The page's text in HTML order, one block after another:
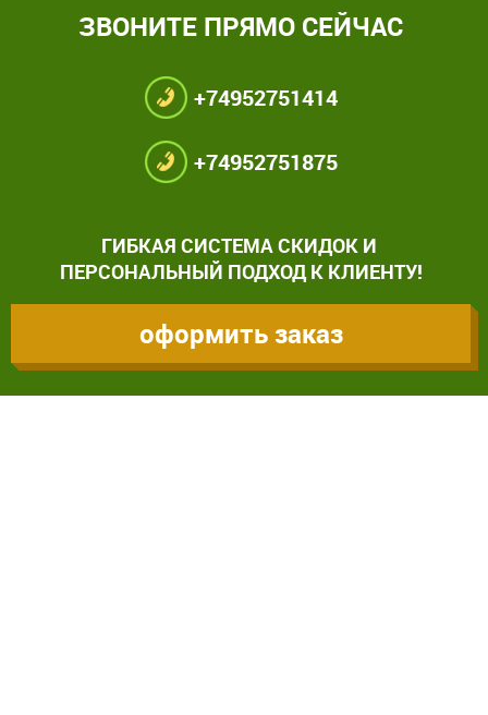
ЗВОНИТЕ ПРЯМО СЕЙЧАС
+74952751414
+74952751875
ГИБКАЯ СИСТЕМА СКИДОК И
ПЕРСОНАЛЬНЫЙ ПОДХОД К КЛИЕНТУ!
оформить заказ